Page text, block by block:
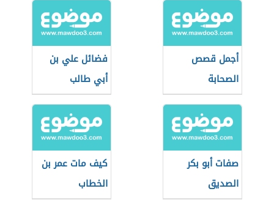
أجمل قصص
الصحابة
فضائل علي بن
أبي طالب
صفات أبو بكر
الصديق
كيف مات عمر بن
الخطاب